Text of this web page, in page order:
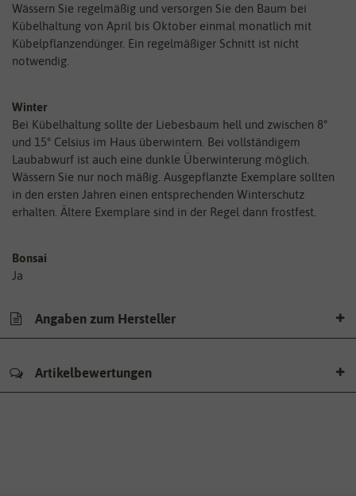
Wässern Sie regelmäßig und versorgen Sie den Baum bei
Kübelhaltung von April bis Oktober einmal monatlich mit
Kübelpflanzendünger. Ein regelmäßiger Schnitt ist nicht
notwendig.
Winter
Bei Kübelhaltung sollte der Liebesbaum hell und zwischen 8°
und 15° Celsius im Haus überwintern. Bei vollständigem
Laubabwurf ist auch eine dunkle Überwinterung möglich.
Wässern Sie nur noch mäßig. Ausgepflanzte Exemplare sollten
in den ersten Jahren einen entsprechenden Winterschutz
erhalten. Ältere Exemplare sind in der Regel dann frostfest.
Bonsai
Ja
Angaben zum Hersteller
Artikelbewertungen